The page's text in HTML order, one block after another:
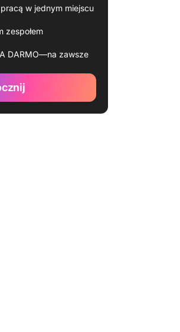
w jednym miejscu
zespołem
DARMO—na zawsze